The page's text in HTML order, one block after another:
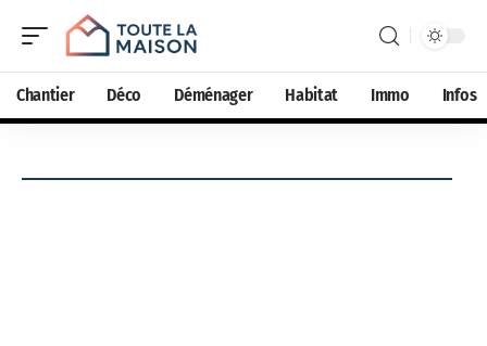
Chantier Déco Déménager Habitat Immo Infos